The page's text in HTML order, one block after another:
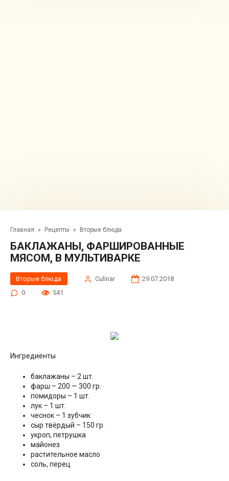
Главная » Рецепты » Вторые блюда
БАКЛАЖАНЫ, ФАРШИРОВАННЫЕ
МЯСОМ, В МУЛЬТИВАРКЕ
Вторые блюда Сulinar
29.07.2018
0
541
Ингредиенты
баклажаны – 2 шт.
фарш – 200 — 300 гр.
помидоры – 1 шт.
лук – 1 шт.
чеснок – 1 зубчик
сыр твёрдый – 150 гр.
укроп, петрушка
майонез
растительное масло
соль, перец